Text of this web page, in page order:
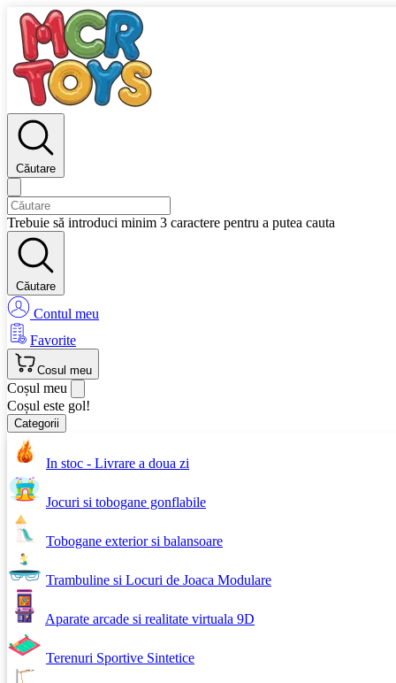
Căutare
Trebuie să introduci minim 3 caractere pentru a putea cauta
Căutare
Contul meu
Favorite
Cosul meu
Coșul meu
Coșul este gol!
Categorii
In stoc - Livrare a doua zi
Jocuri si tobogane gonflabile
Tobogane exterior si balansoare
Trambuline si Locuri de Joaca Modulare
Aparate arcade si realitate virtuala 9D
Terenuri Sportive Sintetice